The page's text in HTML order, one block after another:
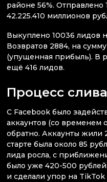
районе 56%.
42.225.410 миллионов
Выкуплено 10036 лидов
Возвратов 2884, на
(упущенная прибыль). В
ещё 416 лидов.
Процесс слива
С Facebook было
аккаунтов (со временем
обратно. Аккаунты жили
старте была около 85
лида росла, с
было уже 420-500
и сделали упор на